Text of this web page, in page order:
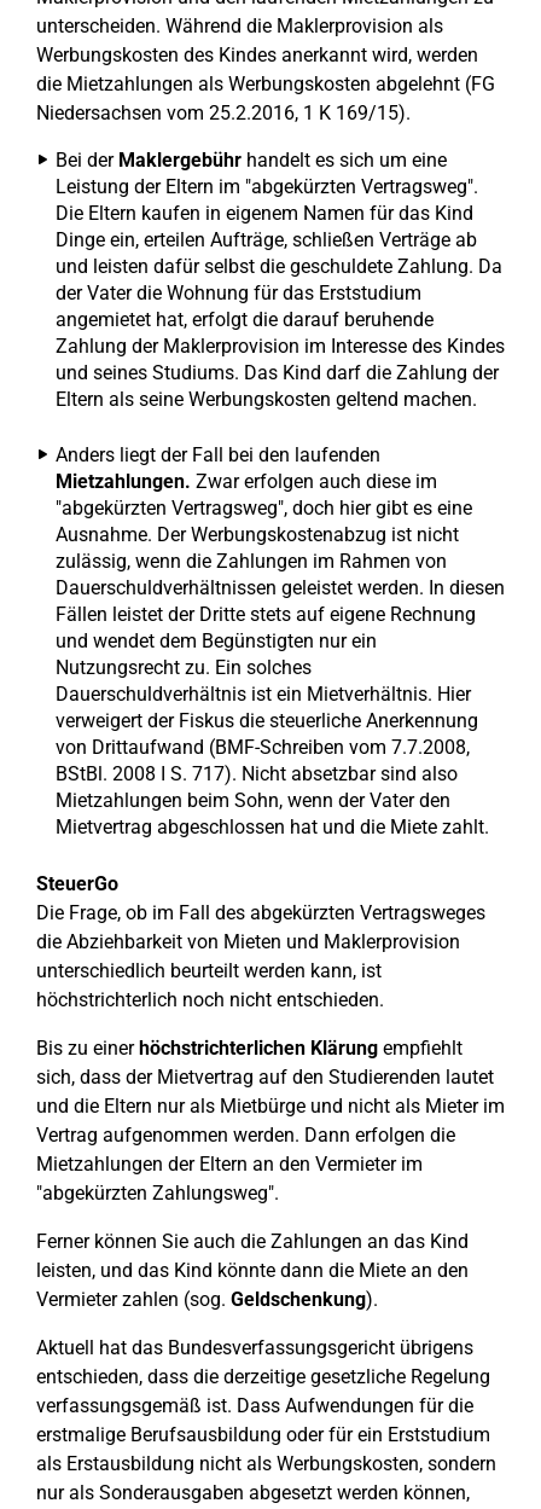
unterscheiden. Während die Maklerprovision als
Werbungskosten des Kindes anerkannt wird, werden
die Mietzahlungen als Werbungskosten abgelehnt (FG
Niedersachsen vom 25.2.2016, 1 K 169/15).
Bei der Maklergebühr handelt es sich um eine
Leistung der Eltern im "abgekürzten Vertragsweg".
Die Eltern kaufen in eigenem Namen für das Kind
Dinge ein, erteilen Aufträge, schließen Verträge ab
und leisten dafür selbst die geschuldete Zahlung. Da
der Vater die Wohnung für das Erststudium
angemietet hat, erfolgt die darauf beruhende
Zahlung der Maklerprovision im Interesse des Kindes
und seines Studiums. Das Kind darf die Zahlung der
Eltern als seine Werbungskosten geltend machen.
Anders liegt der Fall bei den laufenden
Mietzahlungen. Zwar erfolgen auch diese im
"abgekürzten Vertragsweg", doch hier gibt es eine
Ausnahme. Der Werbungskostenabzug ist nicht
zulässig, wenn die Zahlungen im Rahmen von
Dauerschuldverhältnissen geleistet werden. In diesen
Fällen leistet der Dritte stets auf eigene Rechnung
und wendet dem Begünstigten nur ein
Nutzungsrecht zu. Ein solches
Dauerschuldverhältnis ist ein Mietverhältnis. Hier
verweigert der Fiskus die steuerliche Anerkennung
von Drittaufwand (BMF-Schreiben vom 7.7.2008,
BStBl. 2008 I S. 717). Nicht absetzbar sind also
Mietzahlungen beim Sohn, wenn der Vater den
Mietvertrag abgeschlossen hat und die Miete zahlt.
SteuerGo
Die Frage, ob im Fall des abgekürzten Vertragsweges
die Abziehbarkeit von Mieten und Maklerprovision
unterschiedlich beurteilt werden kann, ist
höchstrichterlich noch nicht entschieden.
Bis zu einerhöchstrichterlichen Klärung empfiehlt
sich, dass der Mietvertrag auf den Studierenden lautet
und die Eltern nur als Mietbürge und nicht als Mieter im
Vertrag aufgenommen werden. Dann erfolgen die
Mietzahlungen der Eltern an den Vermieter im
"abgekürzten Zahlungsweg".
Ferner können Sie auch die Zahlungen an das Kind
leisten, und das Kind könnte dann die Miete an den
Vermieter zahlen (sog. Geldschenkung).
Aktuell hat das Bundesverfassungsgericht übrigens
entschieden, dass die derzeitige gesetzliche Regelung
verfassungsgemäß ist. Dass Aufwendungen für die
erstmalige Berufsausbildung oder für ein Erststudium
als Erstausbildung nicht als Werbungskosten, sondern
nur als Sonderausgaben abgesetzt werden können,